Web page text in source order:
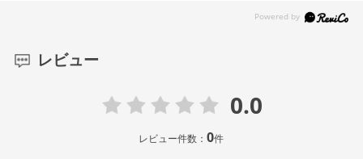
レビュー
0.0
レビュー件数：0件